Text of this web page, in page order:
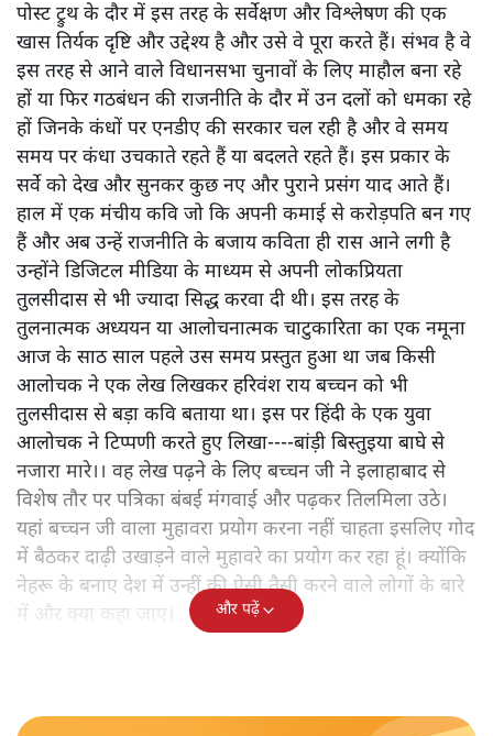
पोस्ट ट्रुथ के दौर में इस तरह के सर्वेक्षण और विश्लेषण की एक
खास तिर्यक दृष्टि और उद्देश्य है और उसे वे पूरा करते हैं। संभव है वे
इस तरह से आने वाले विधानसभा चुनावों के लिए माहौल बना रहे
हों या फिर गठबंधन की राजनीति के दौर में उन दलों को धमका रहे
हों जिनके कंधों पर एनडीए की सरकार चल रही है और वे समय
समय पर कंधा उचकाते रहते हैं या बदलते रहते हैं। इस प्रकार के
सर्वे को देख और सुनकर कुछ नए और पुराने प्रसंग याद आते हैं।
हाल में एक मंचीय कवि जो कि अपनी कमाई से करोड़पति बन गए
हैं और अब उन्हें राजनीति के बजाय कविता ही रास आने लगी है
उन्होंने डिजिटल मीडिया के माध्यम से अपनी लोकप्रियता
तुलसीदास से भी ज्यादा सिद्ध करवा दी थी। इस तरह के
तुलनात्मक अध्ययन या आलोचनात्मक चाटुकारिता का एक नमूना
आज के साठ साल पहले उस समय प्रस्तुत हुआ था जब किसी
आलोचक ने एक लेख लिखकर हरिवंश राय बच्चन को भी
तुलसीदास से बड़ा कवि बताया था। इस पर हिंदी के एक युवा
आलोचक ने टिप्पणी करते हुए लिखा----बांड़ी बिस्तुइया बाघे से
नजारा मारे।। वह लेख पढ़ने के लिए बच्चन जी ने इलाहाबाद से
विशेष तौर पर पत्रिका बंबई मंगवाई और पढ़कर तिलमिला उठे।
यहां बच्चन जी वाला मुहावरा प्रयोग करना नहीं चाहता इसलिए गोद
में बैठकर दाढ़ी उखाड़ने वाले मुहावरे का प्रयोग कर रहा हूं। क्योंकि
नेहरू के बनाए देश में उन्हीं की ऐसी तैसी करने वाले लोगों के बारे
में और क्या कहा जाए।
और पढ़ें